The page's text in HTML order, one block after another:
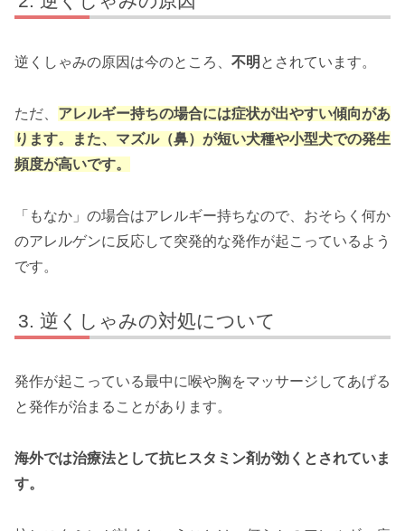
逆くしゃみの原因は今のところ、 不明 とされています。
ただ、 アレルギー持ちの場合には症状が出やすい傾向があ
ります。また、マズル（鼻）が短い犬種や小型犬での発生
頻度が高いです。
「もなか」の場合はアレルギー持ちなので、おそらく何か
のアレルゲンに反応して突発的な発作が起こっているよう
です。
逆くしゃみの対処について
発作が起こっている最中に喉や胸をマッサージしてあげる
と発作が治まることがあります。
海外では治療法として抗ヒスタミン剤が効くとされていま
す。